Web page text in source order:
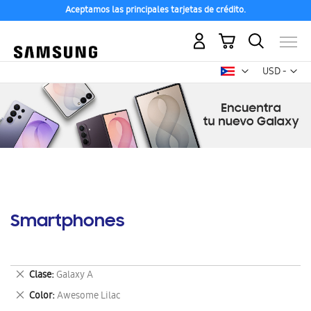
Aceptamos las principales tarjetas de crédito.
USD -
dólar
Mi carrito
Smartphones
Clase Galaxy A
Eliminar
este
artículo
Color Awesome Lilac
Eliminar